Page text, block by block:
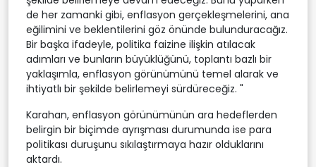
de her zamanki gibi, enflasyon gerçekleşmelerini, ana
eğilimini ve beklentilerini göz önünde bulunduracağız.
Bir başka ifadeyle, politika faizine ilişkin atılacak
adımları ve bunların büyüklüğünü, toplantı bazlı bir
yaklaşımla, enflasyon görünümünü temel alarak ve
ihtiyatlı bir şekilde belirlemeyi sürdüreceğiz. "
Karahan, enflasyon görünümünün ara hedeflerden
belirgin bir biçimde ayrışması durumunda ise para
politikası duruşunu sıkılaştırmaya hazır olduklarını
aktardı.